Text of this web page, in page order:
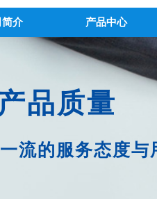
简介 产品中心
品质量
一流的服务态度与